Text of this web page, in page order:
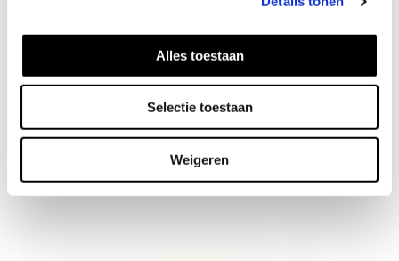
Alles toestaan
Selectie toestaan
Weigeren
Triune ear cuff gold plated
49EUR